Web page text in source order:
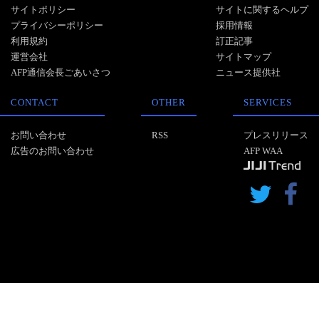
サイトポリシー
プライバシーポリシー
利用規約
運営会社
AFP通信会長ごあいさつ
サイトに関するヘルプ
採用情報
訂正記事
サイトマップ
ニュース提供社
CONTACT
お問い合わせ
広告のお問い合わせ
OTHER
RSS
SERVICES
プレスリリース
AFP WAA